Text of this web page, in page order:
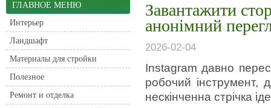
ГЛАВНОЕ МЕНЮ
Интерьер
Ландшафт
Материалы для стройки
Полезное
Ремонт и отделка
Завантажити
анонімний
2026-02-04
Instagram давно
робочий
нескінченна стрічка